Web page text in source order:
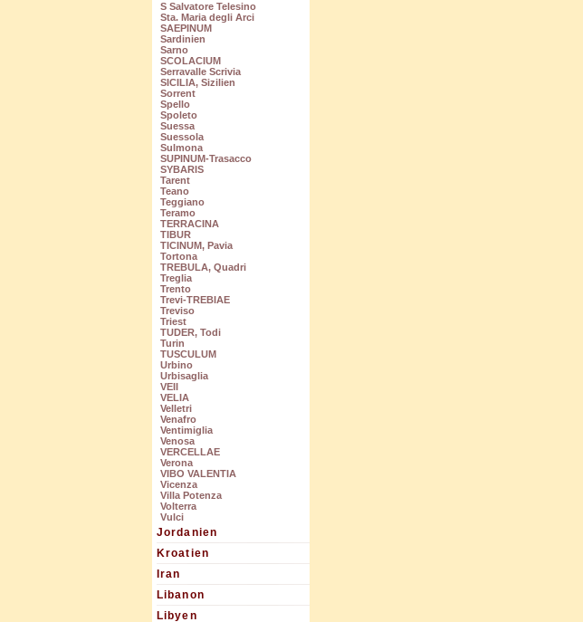
S Salvatore Telesino
Sta. Maria degli Arci
SAEPINUM
Sardinien
Sarno
SCOLACIUM
Serravalle Scrivia
SICILIA, Sizilien
Sorrent
Spello
Spoleto
Suessa
Suessola
Sulmona
SUPINUM-Trasacco
SYBARIS
Tarent
Teano
Teggiano
Teramo
TERRACINA
TIBUR
TICINUM, Pavia
Tortona
TREBULA, Quadri
Treglia
Trento
Trevi-TREBIAE
Treviso
Triest
TUDER, Todi
Turin
TUSCULUM
Urbino
Urbisaglia
VEII
VELIA
Velletri
Venafro
Ventimiglia
Venosa
VERCELLAE
Verona
VIBO VALENTIA
Vicenza
Villa Potenza
Volterra
Vulci
Jordanien
Kroatien
Iran
Libanon
Libyen